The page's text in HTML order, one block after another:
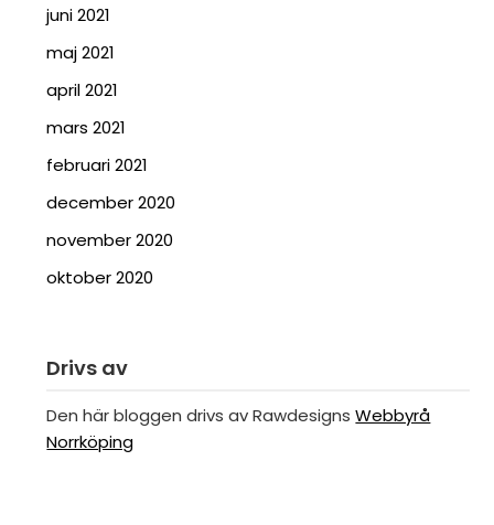
juni 2021
maj 2021
april 2021
mars 2021
februari 2021
december 2020
november 2020
oktober 2020
Drivs av
Den här bloggen drivs av RawdesignsWebbyrå
Norrköping